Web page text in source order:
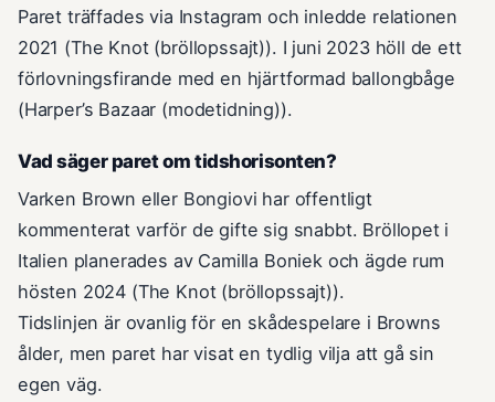
Paret träffades via Instagram och inledde relationen
2021 (The Knot (bröllopssajt)). I juni 2023 höll de ett
förlovningsfirande med en hjärtformad ballongbåge
(Harper’s Bazaar (modetidning)).
Vad säger paret om tidshorisonten?
Varken Brown eller Bongiovi har offentligt
kommenterat varför de gifte sig snabbt. Bröllopet i
Italien planerades av Camilla Boniek och ägde rum
hösten 2024 (The Knot (bröllopssajt)).
Tidslinjen är ovanlig för en skådespelare i Browns
ålder, men paret har visat en tydlig vilja att gå sin
egen väg.